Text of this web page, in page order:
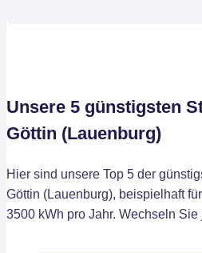
Unsere 5 günstigsten
Göttin (Lauenburg)
Hier sind unsere Top 5 der
Göttin (Lauenburg), beispielhaft
3500 kWh pro Jahr. Wechseln